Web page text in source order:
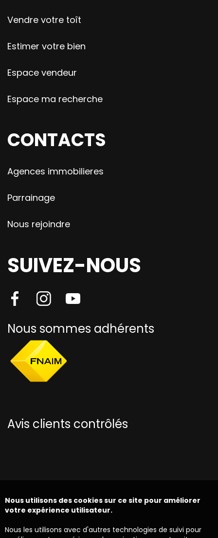
Vendre votre toît
Estimer votre bien
Espace vendeur
Espace ma recherche
CONTACTS
Agences immobilieres
Parrainage
Nous rejoindre
SUIVEZ-NOUS
Nous sommes adhérents
Avis clients contrôlés
Nous utilisons des cookies sur ce site pour améliorer
votre expérience utilisateur.
Nous les utilisons avec d'autres technologies de suivi pour